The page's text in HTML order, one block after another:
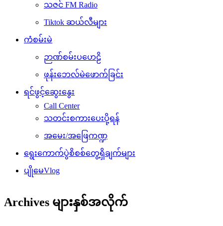
သဇင် FM Radio
Tiktok ဆယ်လီများ
ကံစမ်းမဲ
ဉာဏ်စမ်းပဟေဠိ
ဖုန်းဘေလ်မဲဖောက်ခြင်း
ရင်ဖွင့်ဆွေးနွေး
Call Center
သတင်းစကားပေးပို့ရန်
အမေး/အဖြေကဏ္ဍ
ရွေးကောက်ပွဲစိစစ်တွေ့ရှိချက်များ
ပျိုမေVlog
Archives များနှစ်အလိုက်